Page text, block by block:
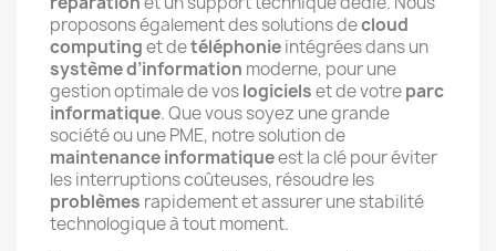
proposons également des solutions decloud
computinget detéléphonieintégrées dans un
système d’information moderne, pour une
gestion optimale de voslogicielset de votreparc
informatique. Que vous soyez une grande
société ou une PME, notre solution de
maintenance informatiqueest la clé pour éviter
les interruptions coûteuses, résoudre les
problèmes rapidement et assurer une stabilité
technologique à tout moment.